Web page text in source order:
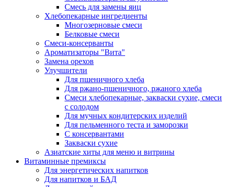
Смесь для замены яиц
Хлебопекарные ингредиенты
Многозерновые смеси
Белковые смеси
Смеси-консерванты
Ароматизаторы "Вита"
Замена орехов
Улучшители
Для пшеничного хлеба
Для ржано-пшеничного, ржаного хлеба
Смеси хлебопекарные, закваски сухие, смеси
с солодом
Для мучных кондитерских изделий
Для пельменного теста и заморозки
С консервантами
Закваски сухие
Азиатские хиты для меню и витрины
Витаминные премиксы
Для энергетических напитков
Для напитков и БАД